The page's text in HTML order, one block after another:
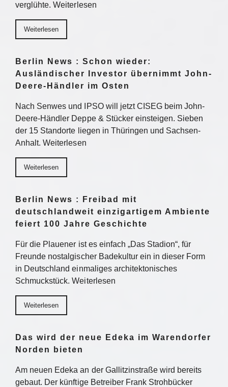
verglühte. Weiterlesen
Weiterlesen
Berlin News : Schon wieder:
Ausländischer Investor übernimmt John-
Deere-Händler im Osten
Nach Senwes und IPSO will jetzt CISEG beim John-
Deere-Händler Deppe & Stücker einsteigen. Sieben
der 15 Standorte liegen in Thüringen und Sachsen-
Anhalt. Weiterlesen
Weiterlesen
Berlin News : Freibad mit
deutschlandweit einzigartigem Ambiente
feiert 100 Jahre Geschichte
Für die Plauener ist es einfach „Das Stadion“, für
Freunde nostalgischer Badekultur ein in dieser Form
in Deutschland einmaliges architektonisches
Schmuckstück. Weiterlesen
Weiterlesen
Das wird der neue Edeka im Warendorfer
Norden bieten
Am neuen Edeka an der Gallitzinstraße wird bereits
gebaut. Der künftige Betreiber Frank Strohbücker